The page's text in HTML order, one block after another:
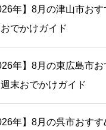
年】8月の津山市お
でかけガイド
年】8月の東広島市
末おでかけガイド
年】8月の呉市おす